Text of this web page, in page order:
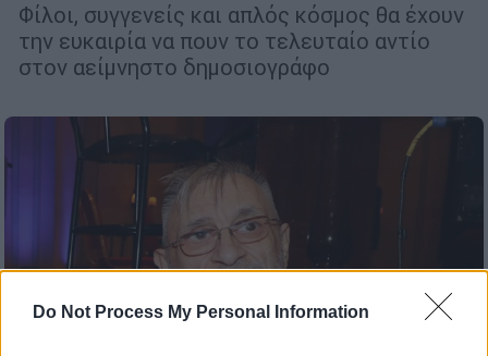
Do Not Process My Personal Information
Φίλοι, συγγενείς και απλός κόσμος θα έχουν
την ευκαιρία να πουν το τελευταίο αντίο
στον αείμνηστο δημοσιογράφο